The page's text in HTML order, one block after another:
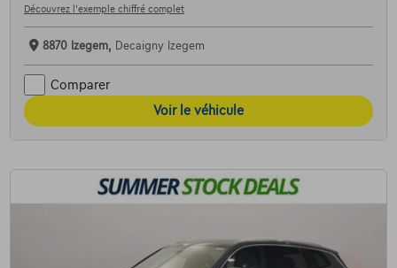
Découvrez l’exemple chiffré complet
8870 Izegem, Decaigny Izegem
Comparer
Voir le véhicule